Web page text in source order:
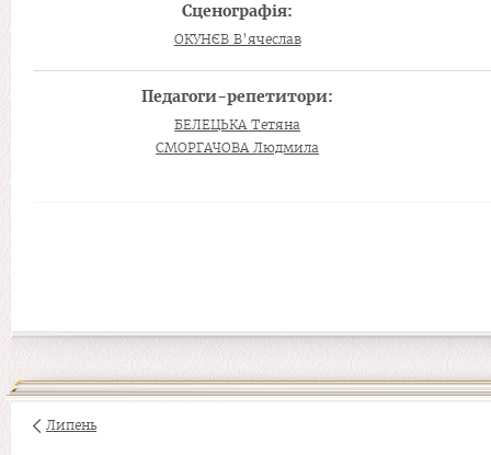
Сценографія:
ОКУНЄВ В’ячеслав
Педагоги-репетитори:
БЕЛЕЦЬКА Тетяна
СМОРГАЧОВА Людмила
Липень